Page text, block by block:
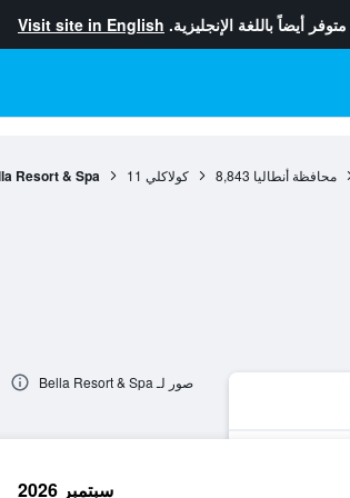
متوفر أيضاً باللغة الإنجليزية. Visit site in English
محافظة أنطاليا 8,843 كولاكلي 11
Resort & Spa
صور لـ Bella Resort & Spa
سبتمبر 2026